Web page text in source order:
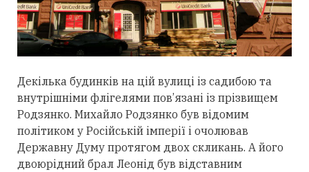
Декілька будинків на цій вулиці із садибою та
внутрішніми флігелями пов’язані із прізвищем
Родзянко. Михайло Родзянко був відомим
політиком у Російській імперії і очолював
Державну Думу протягом двох скликань. А його
двоюрідний брал Леонід був відставним